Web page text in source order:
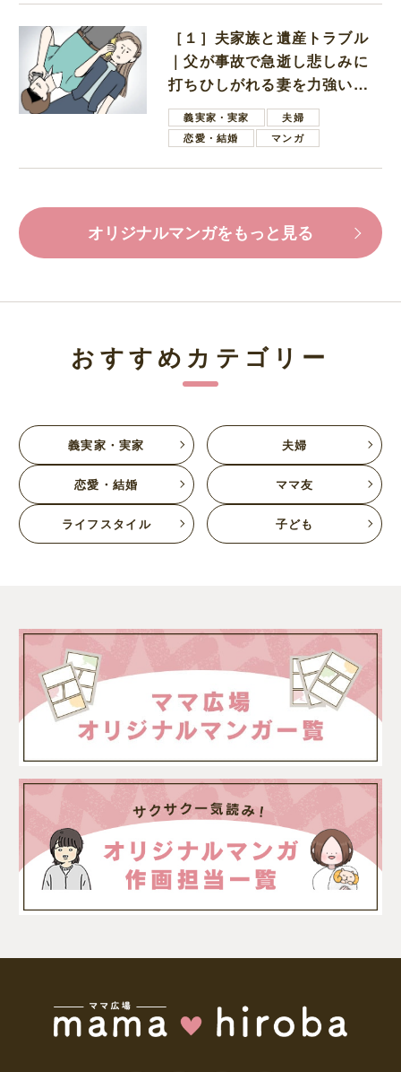
［１］夫家族と遺産トラブル
｜父が事故で急逝し悲しみに
打ちひしがれる妻を力強い言
葉で励ます夫
義実家・実家
夫婦
恋愛・結婚
マンガ
オリジナルマンガをもっと見る
おすすめカテゴリー
義実家・実家 夫婦
恋愛・結婚 ママ友
ライフスタイル 子ども